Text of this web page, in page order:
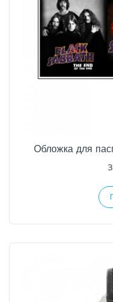
Обложка для